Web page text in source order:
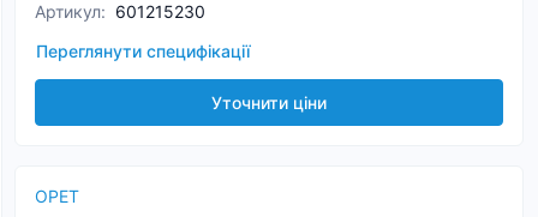
Артикул: 601215230
Переглянути специфікації
Уточнити ціни
OPET